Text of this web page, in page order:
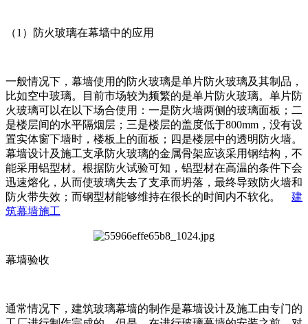
（1）防火玻璃在幕墙中的应用
一般情况下，幕墙使用的防火玻璃是单片防火玻璃及其制品，
比如空中玻璃。目前市场较为频繁的是单片防火玻璃。单片防
火玻璃可以在以下场合使用：一是防火墙两侧的玻璃面板；二
是楼层间的水平隔烟层；三是楼层的盖度低于800mm，没有设
置实体窗下墙时，楼板上的面板；四是楼层中的透明防火墙。
幕墙设计及施工支承防火玻璃的金属骨架应该采用钢结构，不
能采用铝型材。根据防火试验可知，铝型材在高温的条件下会
迅速熔化，从而使玻璃失去了支承而坍落，最终导致防火墙和
防火带失效；而钢型材能够维持在很长的时间内不软化。 建
筑幕墙施工
幕墙验收
通常情况下，建筑玻璃幕墙的制作是幕墙设计及施工由专门的